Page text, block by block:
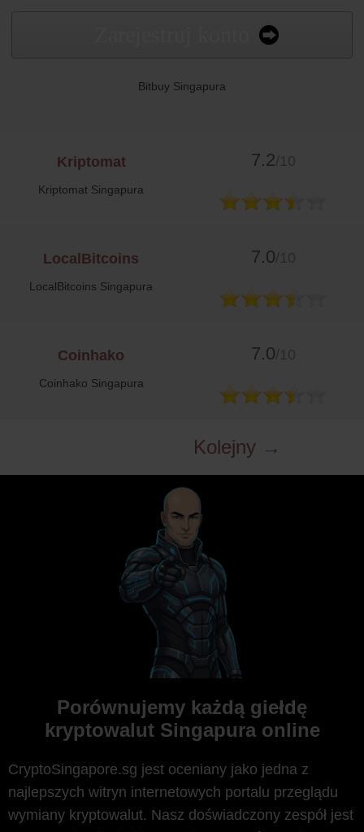
Bitbuy Singapura
Kriptomat 7.2
Kriptomat Singapura
LocalBitcoins 7.0
LocalBitcoins Singapura
Coinhako 7.0
Coinhako Singapura
Kolejny →
Porównujemy każdą giełdę
kryptowalut Singapura online
CryptoSingapore.sg jest oceniany jako jedna z
najlepszych witryn internetowych portalu przeglądu
wymiany kryptowalut. Nasz doświadczony zespół jest